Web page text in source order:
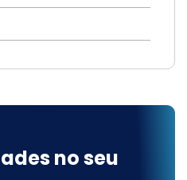
no seu